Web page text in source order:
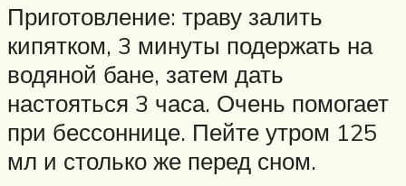
Приготовление: траву залить
кипятком, 3 минуты подержать на
водяной бане, затем дать
настояться 3 часа. Очень помогает
при бессоннице. Пейте утром 125
мл и столько же перед сном.